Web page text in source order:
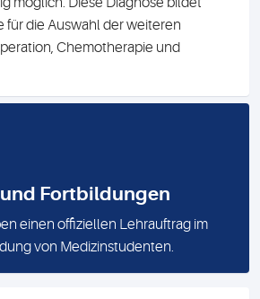
für die Auswahl der weiteren
Chemotherapie und
und Fortbildungen
einen offiziellen Lehrauftrag im
von Medizinstudenten.